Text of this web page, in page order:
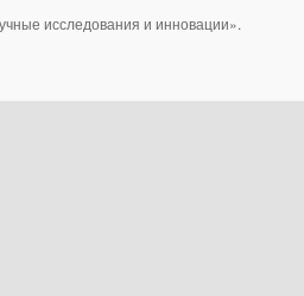
исследования и инновации».